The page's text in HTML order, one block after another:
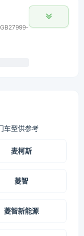
车型供参考
麦柯斯
菱智
菱智新能源